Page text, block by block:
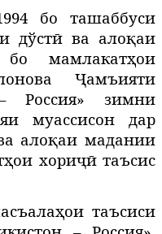
бо ташаббуси
дўстӣ ва алоқаи
мамлакатҳои
Ҷамъияти
Россия» зимни
муассисон дар
алоқаи мадании
хориҷӣ таъсис
таъсиси